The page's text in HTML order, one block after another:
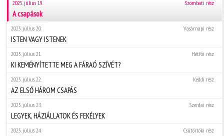
Szombati rész
2025. július 19.
A csapások
Vasárnapi rész
2025. július 20.
ISTEN VAGY ISTENEK
Hétfői rész
2025. július 21.
KI KEMÉNYÍTETTE MEG A FÁRAÓ SZÍVÉT?
Keddi rész
2025. július 22.
AZ ELSŐ HÁROM CSAPÁS
Szerdai rész
2025. július 23.
LEGYEK, HÁZIÁLLATOK ÉS FEKÉLYEK
Csütörtöki rész
2025. július 24.